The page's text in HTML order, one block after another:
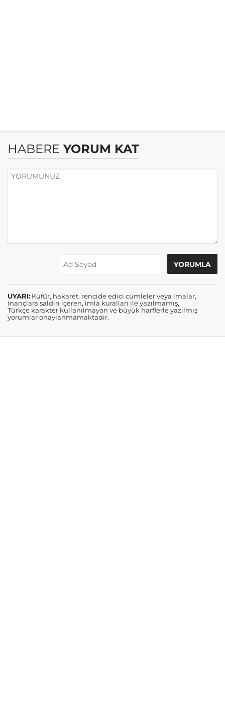
HABERE YORUM KAT
UYARI: Küfür, hakaret, rencide edici cümleler veya imalar,
inançlara saldırı içeren, imla kuralları ile yazılmamış,
Türkçe karakter kullanılmayan ve büyük harflerle yazılmış
yorumlar onaylanmamaktadır.